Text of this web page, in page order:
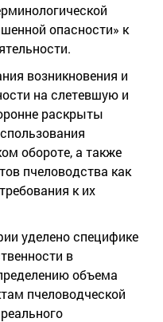
опасности» к
возникновения и
на слетевшую и
раскрыты
обороте, а также
пчеловодства как
к их
уделено специфике
в
объема
пчеловодческой